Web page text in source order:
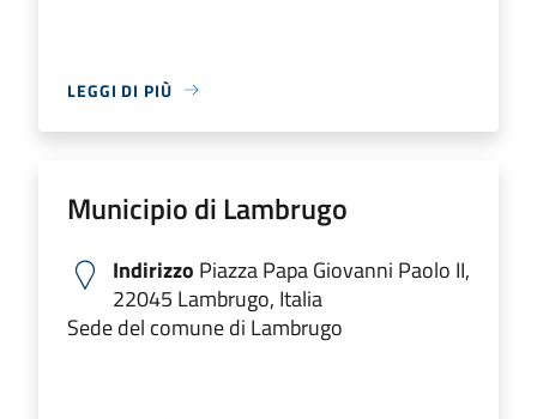
LEGGI DI PIÙ
Municipio di Lambrugo
Indirizzo Piazza Papa Giovanni Paolo II,
22045 Lambrugo, Italia
Sede del comune di Lambrugo